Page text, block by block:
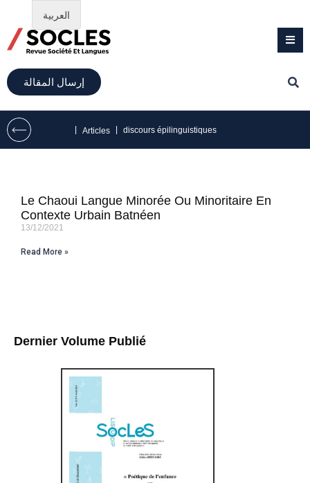
إرسال المقالة
Articles discours épilinguistiques
Dernier Volume Publié
Le Chaoui Langue Minorée Ou Minoritaire En
Contexte Urbain Batnéen
13/12/2021
Read More »
العربية